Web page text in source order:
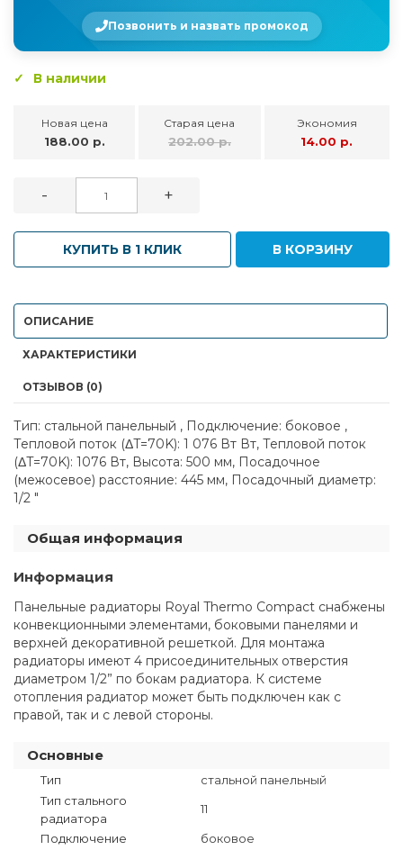
Позвонить и назвать промокод
В наличии
Новая цена
188.00 р.
Старая цена
202.00 р.
Экономия
14.00 р.
- +
КУПИТЬ В 1 КЛИК В КОРЗИНУ
ОПИСАНИЕ
ХАРАКТЕРИСТИКИ
ОТЗЫВОВ (0)
Тип: стальной панельный , Подключение: боковое ,
Тепловой поток (ΔT=70K): 1 076 Вт Вт, Тепловой поток
(ΔT=70K): 1076 Вт, Высота: 500 мм, Посадочное
(межосевое) расстояние: 445 мм, Посадочный диаметр:
1/2 "
Общая информация
Информация
Панельные радиаторы Royal Thermo Compact снабжены
конвекционными элементами, боковыми панелями и
верхней декоративной решеткой. Для монтажа
радиаторы имеют 4 присоединительных отверстия
диаметром 1/2” по бокам радиатора. К системе
отопления радиатор может быть подключен как с
правой, так и с левой стороны.
Основные
Тип
стальной панельный
Тип стального
радиатора
11
Подключение боковое